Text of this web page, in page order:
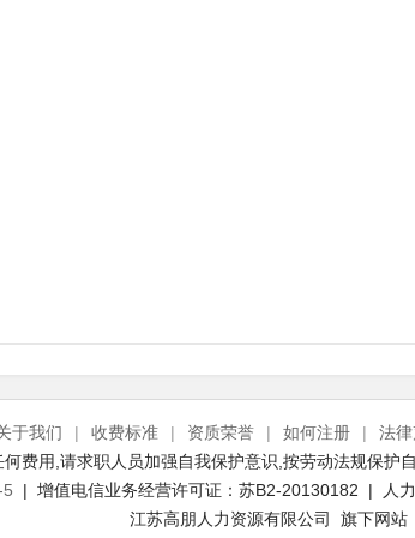
于我们 | 收费标准 | 资质荣誉 | 如何注册 | 法律
费用,请求职人员加强自我保护意识,按劳动法规保护
| 增值电信业务经营许可证：苏B2-20130182 | 人
江苏高朋人力资源有限公司 旗下网站